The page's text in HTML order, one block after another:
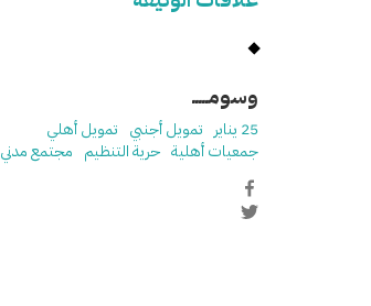
وسومـــــ
25 يناير تمويل أجنبي تمويل أهلي
جمعيات أهلية حرية التنظيم مجتمع مدني